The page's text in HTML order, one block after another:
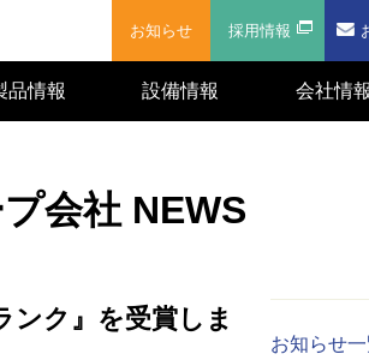
お知らせ 採用情報
品情報 設備情報 会社情報
会社 NEWS
ンク』を受賞しま
お知らせ